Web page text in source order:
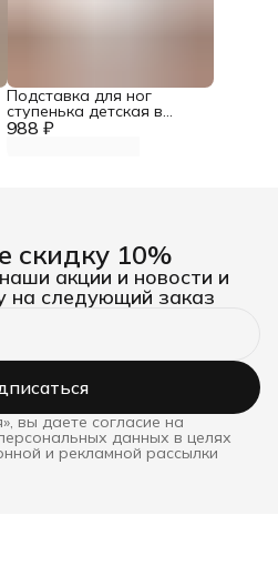
988 ₽
Подставка для ног
ступенька детская в
ванную
скидку 10%
акции и новости и
на следующий заказ
вы даете согласие на
данных в целях
и рекламной рассылки